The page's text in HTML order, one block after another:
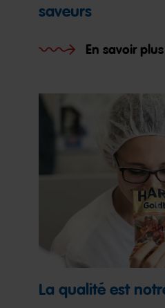
saveurs
En savoir plus
La qualité est